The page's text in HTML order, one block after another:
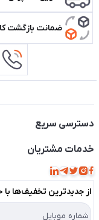
ضمانت بازگشت
دسترسی سریع
حساب کاربری
مجله فروشگاه
لیست محصولات
درباره ما
خدمات مشتریان
قوانین و مقررات
حریم خصوصی
راهنما
از جدید‌ترین تخفیف‌ها با‌